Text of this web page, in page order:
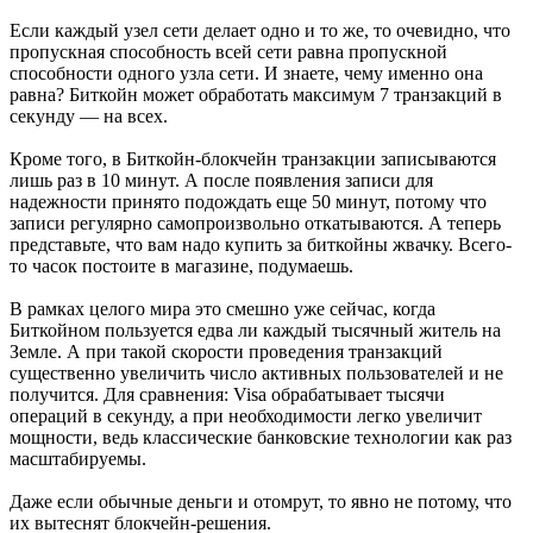
Если каждый узел сети делает одно и то же, то очевидно, что
пропускная способность всей сети равна пропускной
способности одного узла сети. И знаете, чему именно она
равна? Биткойн может обработать максимум 7 транзакций в
секунду — на всех.
Кроме того, в Биткойн-блокчейн транзакции записываются
лишь раз в 10 минут. А после появления записи для
надежности принято подождать еще 50 минут, потому что
записи регулярно самопроизвольно откатываются. А теперь
представьте, что вам надо купить за биткойны жвачку. Всего-
то часок постоите в магазине, подумаешь.
В рамках целого мира это смешно уже сейчас, когда
Биткойном пользуется едва ли каждый тысячный житель на
Земле. А при такой скорости проведения транзакций
существенно увеличить число активных пользователей и не
получится. Для сравнения: Visa обрабатывает тысячи
операций в секунду, а при необходимости легко увеличит
мощности, ведь классические банковские технологии как раз
масштабируемы.
Даже если обычные деньги и отомрут, то явно не потому, что
их вытеснят блокчейн-решения.